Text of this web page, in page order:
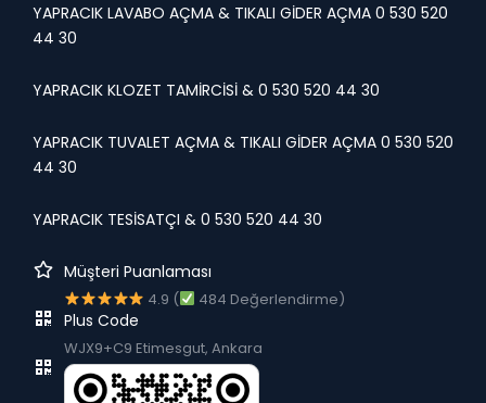
YAPRACIK LAVABO AÇMA & TIKALI GİDER AÇMA 0 530 520
44 30
YAPRACIK KLOZET TAMİRCİSİ & 0 530 520 44 30
YAPRACIK TUVALET AÇMA & TIKALI GİDER AÇMA 0 530 520
44 30
YAPRACIK TESİSATÇI & 0 530 520 44 30
Müşteri Puanlaması
4.9 ( 484 Değerlendirme)
Plus Code
WJX9+C9 Etimesgut, Ankara